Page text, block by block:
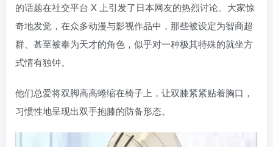
的话题在社交平台 X 上引发了日本网友的热烈讨论。大家惊
奇地发觉，在众多动漫与影视作品中，那些被设定为智商超
群、甚至被奉为天才的角色，似乎对一种极其特殊的就坐方
式情有独钟。
他们总爱将双脚高高蜷缩在椅子上，让双膝紧紧贴着胸口，
习惯性地呈现出双手抱膝的防备形态。